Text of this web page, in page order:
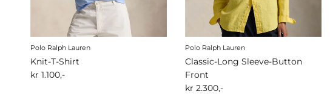
Polo Ralph Lauren
Knit-T-Shirt
kr 1.100,-
Polo Ralph Lauren
Classic-Long Sleeve-Button
Front
kr 2.300,-